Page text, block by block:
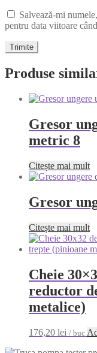
Salvează-mi
pentru data viitoare
Produse
Gresor
metric 8
Citește mai mult
Gresor
Citește mai mult
Cheie
reductor
metalice)
176,20 lei / buc